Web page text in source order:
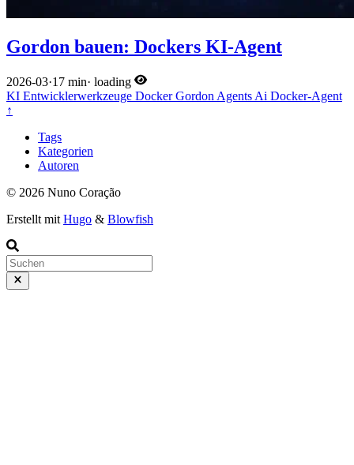
Gordon bauen: Dockers KI-Agent
2026-03·17 min· loading
KI Entwicklerwerkzeuge DockerGordon Agents Ai Docker-Agent
↑
Tags
Kategorien
Autoren
© 2026 Nuno Coração
Erstellt mit Hugo & Blowfish